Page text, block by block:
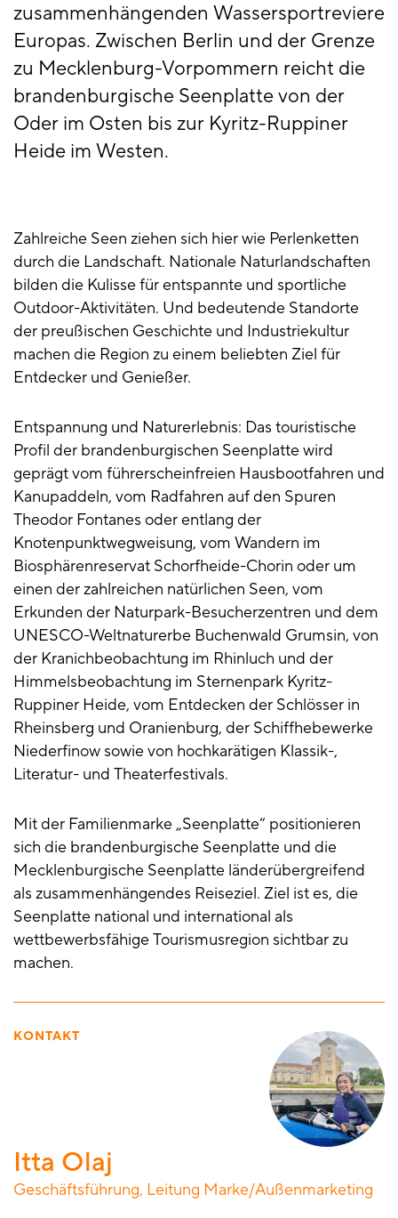
zusammenhängenden Wassersportreviere
Europas. Zwischen Berlin und der Grenze
zu Mecklenburg-Vorpommern reicht die
brandenburgische Seenplatte von der
Oder im Osten bis zur Kyritz-Ruppiner
Heide im Westen.
Zahlreiche Seen ziehen sich hier wie Perlenketten
durch die Landschaft. Nationale Naturlandschaften
bilden die Kulisse für entspannte und sportliche
Outdoor-Aktivitäten. Und bedeutende Standorte
der preußischen Geschichte und Industriekultur
machen die Region zu einem beliebten Ziel für
Entdecker und Genießer.
Entspannung und Naturerlebnis: Das touristische
Profil der brandenburgischen Seenplatte wird
geprägt vom führerscheinfreien Hausbootfahren und
Kanupaddeln, vom Radfahren auf den Spuren
Theodor Fontanes oder entlang der
Knotenpunktwegweisung, vom Wandern im
Biosphärenreservat Schorfheide-Chorin oder um
einen der zahlreichen natürlichen Seen, vom
Erkunden der Naturpark-Besucherzentren und dem
UNESCO-Weltnaturerbe Buchenwald Grumsin, von
der Kranichbeobachtung im Rhinluch und der
Himmelsbeobachtung im Sternenpark Kyritz-
Ruppiner Heide, vom Entdecken der Schlösser in
Rheinsberg und Oranienburg, der Schiffhebewerke
Niederfinow sowie von hochkarätigen Klassik-,
Literatur- und Theaterfestivals.
Mit der Familienmarke „Seenplatte“ positionieren
sich die brandenburgische Seenplatte und die
Mecklenburgische Seenplatte länderübergreifend
als zusammenhängendes Reiseziel. Ziel ist es, die
Seenplatte national und international als
wettbewerbsfähige Tourismusregion sichtbar zu
machen.
KONTAKT
Itta Olaj
Geschäftsführung, Leitung Marke/Außenmarketing